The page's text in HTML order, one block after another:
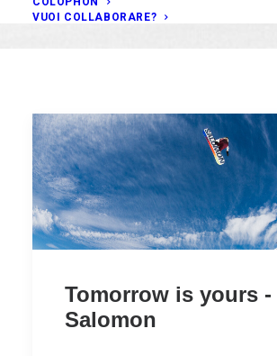
VUOI COLLABORARE?
Tomorrow is yours -
Salomon